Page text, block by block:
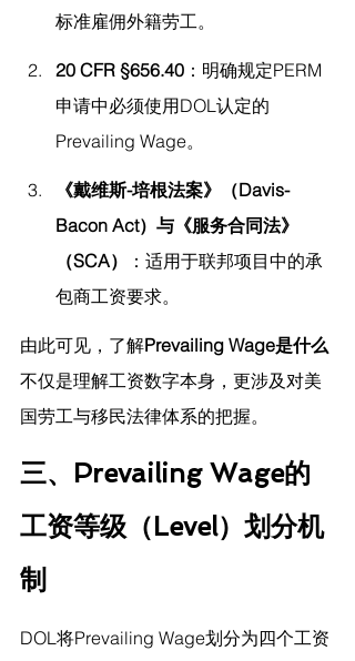
标准雇佣外籍劳工。
20 CFR §656.40 ：明确规定PERM
申请中必须使用DOL认定的
Prevailing Wage。
《戴维斯-培根法案》（Davis-
Bacon Act）与《服务合同法》
（SCA）
：适用于联邦项目中的承
包商工资要求。
由此可见，了解Prevailing Wage是什么
不仅是理解工资数字本身，更涉及对美
国劳工与移民法律体系的把握。
三、Prevailing Wage的
工资等级（Level）划分机
制
DOL将Prevailing Wage划分为四个工资